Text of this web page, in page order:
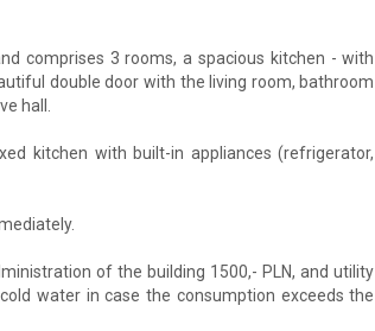
comprises 3 rooms, a spacious kitchen - with
double door with the living room, bathroom
hall.
kitchen with built-in appliances (refrigerator,
of the building 1500,- PLN, and utility
water in case the consumption exceeds the